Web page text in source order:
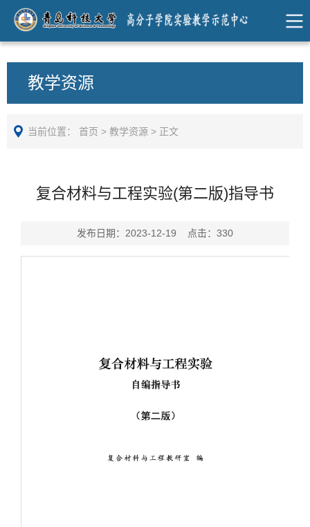
教学资源
当前位置： 首页 > 教学资源 > 正文
复合材料与工程实验(第二版)指导书
发布日期：2023-12-19 点击： 330